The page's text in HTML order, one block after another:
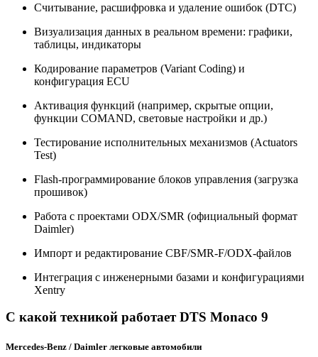
Считывание, расшифровка и удаление ошибок (DTC)
Визуализация данных в реальном времени: графики,
таблицы, индикаторы
Кодирование параметров (Variant Coding) и
конфигурация ECU
Активация функций (например, скрытые опции,
функции COMAND, световые настройки и др.)
Тестирование исполнительных механизмов (Actuators
Test)
Flash-программирование блоков управления (загрузка
прошивок)
Работа с проектами ODX/SMR (официальный формат
Daimler)
Импорт и редактирование CBF/SMR-F/ODX-файлов
Интеграция с инженерными базами и конфигурациями
Xentry
С какой техникой работает DTS Monaco 9
Mercedes-Benz / Daimler легковые автомобили